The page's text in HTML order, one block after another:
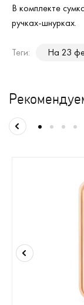
В комплекте
ручках-шнурках.
Теги: На 23